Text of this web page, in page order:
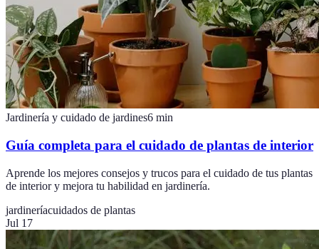
Jardinería y cuidado de jardines6 min
Guía completa para el cuidado de plantas de interior
Aprende los mejores consejos y trucos para el cuidado de tus plantas
de interior y mejora tu habilidad en jardinería.
jardineríacuidados de plantas
Jul 17